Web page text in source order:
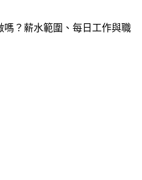
嗎？薪水範圍、每日工作與職